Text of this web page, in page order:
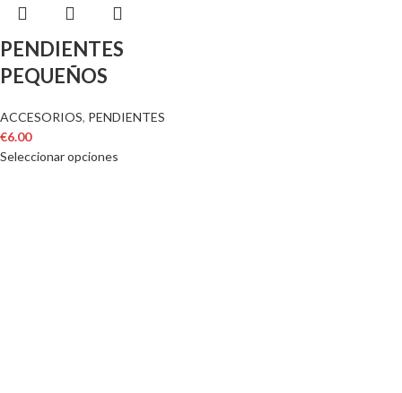
PENDIENTES
PEQUEÑOS
ACCESORIOS, PENDIENTES
€6.00
Seleccionar opciones